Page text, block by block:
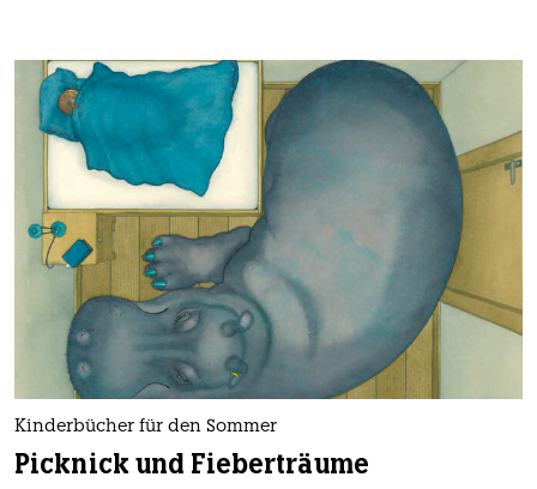
unterstützen
abo
genossenschaft
epaper login
Kinderbücher für den Sommer
Picknick und Fieberträume